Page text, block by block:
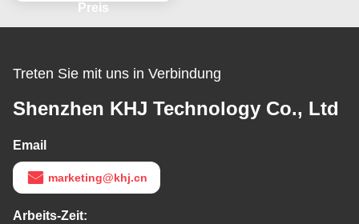
Preis
Treten Sie mit uns in Verbindung
Shenzhen KHJ Technology Co., Ltd
Email
marketing@khj.cn
Arbeits-Zeit: